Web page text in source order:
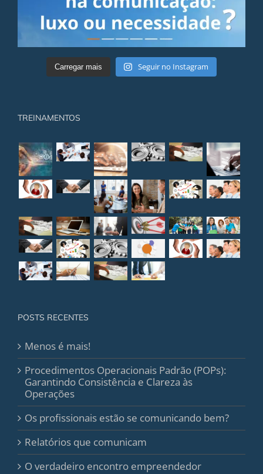
Carregar mais Seguir no Instagram
TREINAMENTOS
POSTS RECENTES
Menos é mais!
Procedimentos Operacionais Padrão (POPs):
Garantindo Consistência e Clareza às
Operações
Os profissionais estão se comunicando bem?
Relatórios que comunicam
O verdadeiro encontro empreendedor